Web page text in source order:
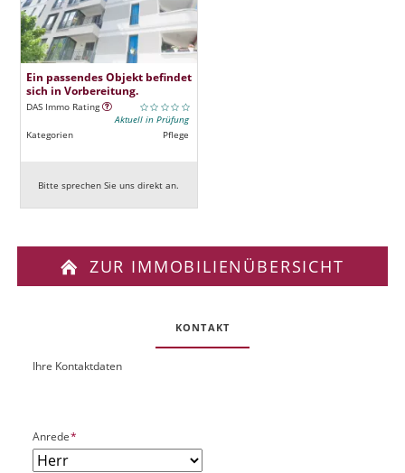
Ein passendes Objekt befindet
sich in Vorbereitung.
DAS Immo Rating
Aktuell in Prüfung
Kategorien
Pflege
Bitte sprechen Sie uns direkt an.
ZUR IMMOBILIENÜBERSICHT
KONTAKT
O
k
UIhre Kontaktdaten
P
f
l
Anrede*